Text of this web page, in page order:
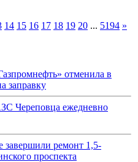
14 15 16 17 18 19 20 ... 5194 »
отменила в
заправку
Череповца ежедневно
завершили ремонт 1,5-
проспекта